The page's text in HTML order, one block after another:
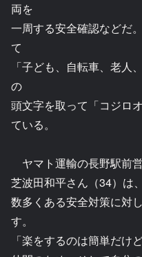
両を
一周する安全確認などだ
て
「子ども、自転車、老人
の
頭文字を取って「コジロ
ている。
ヤマト運輸の長野駅前
芝波田和平さん（34）は
数多くある安全対策に対
す。
「楽をするのは簡単だけ